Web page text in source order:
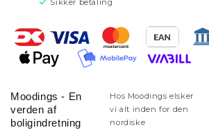
Sikker betaling
Moodings - En
verden af
boligindretning
Hos Moodings elsker
vi alt inden for den
nordiske